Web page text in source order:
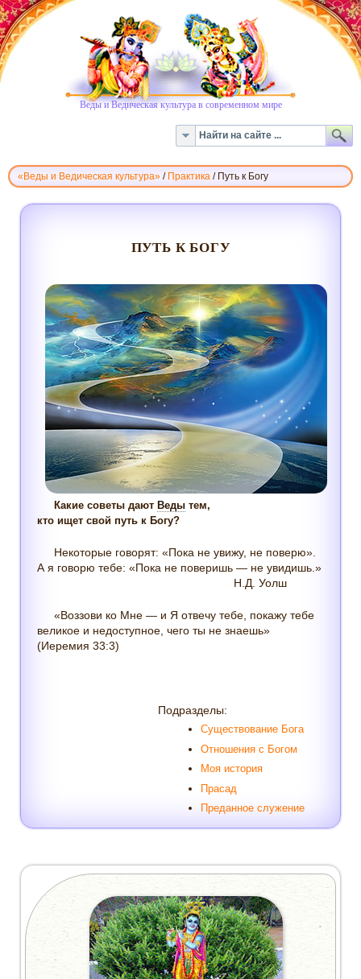
Веды и Ведическая культура в современном мире
«Веды и Ведическая культура» / Практика / Путь к Богу
ПУТЬ
ПУТЬ К БОГУ
Какие советы дают Веды тем,
кто ищет свой путь к Богу?
Некоторые говорят: «Пока не увижу, не поверю».
А я говорю тебе: «Пока не поверишь — не увидишь.»
Н.Д. Уолш
«Воззови ко Мне — и Я отвечу тебе, покажу тебе
великое и недоступное, чего ты не знаешь»
(Иеремия 33:3)
Подразделы:
Существование Бога
Отношения с Богом
Моя история
Прасад
Преданное служение